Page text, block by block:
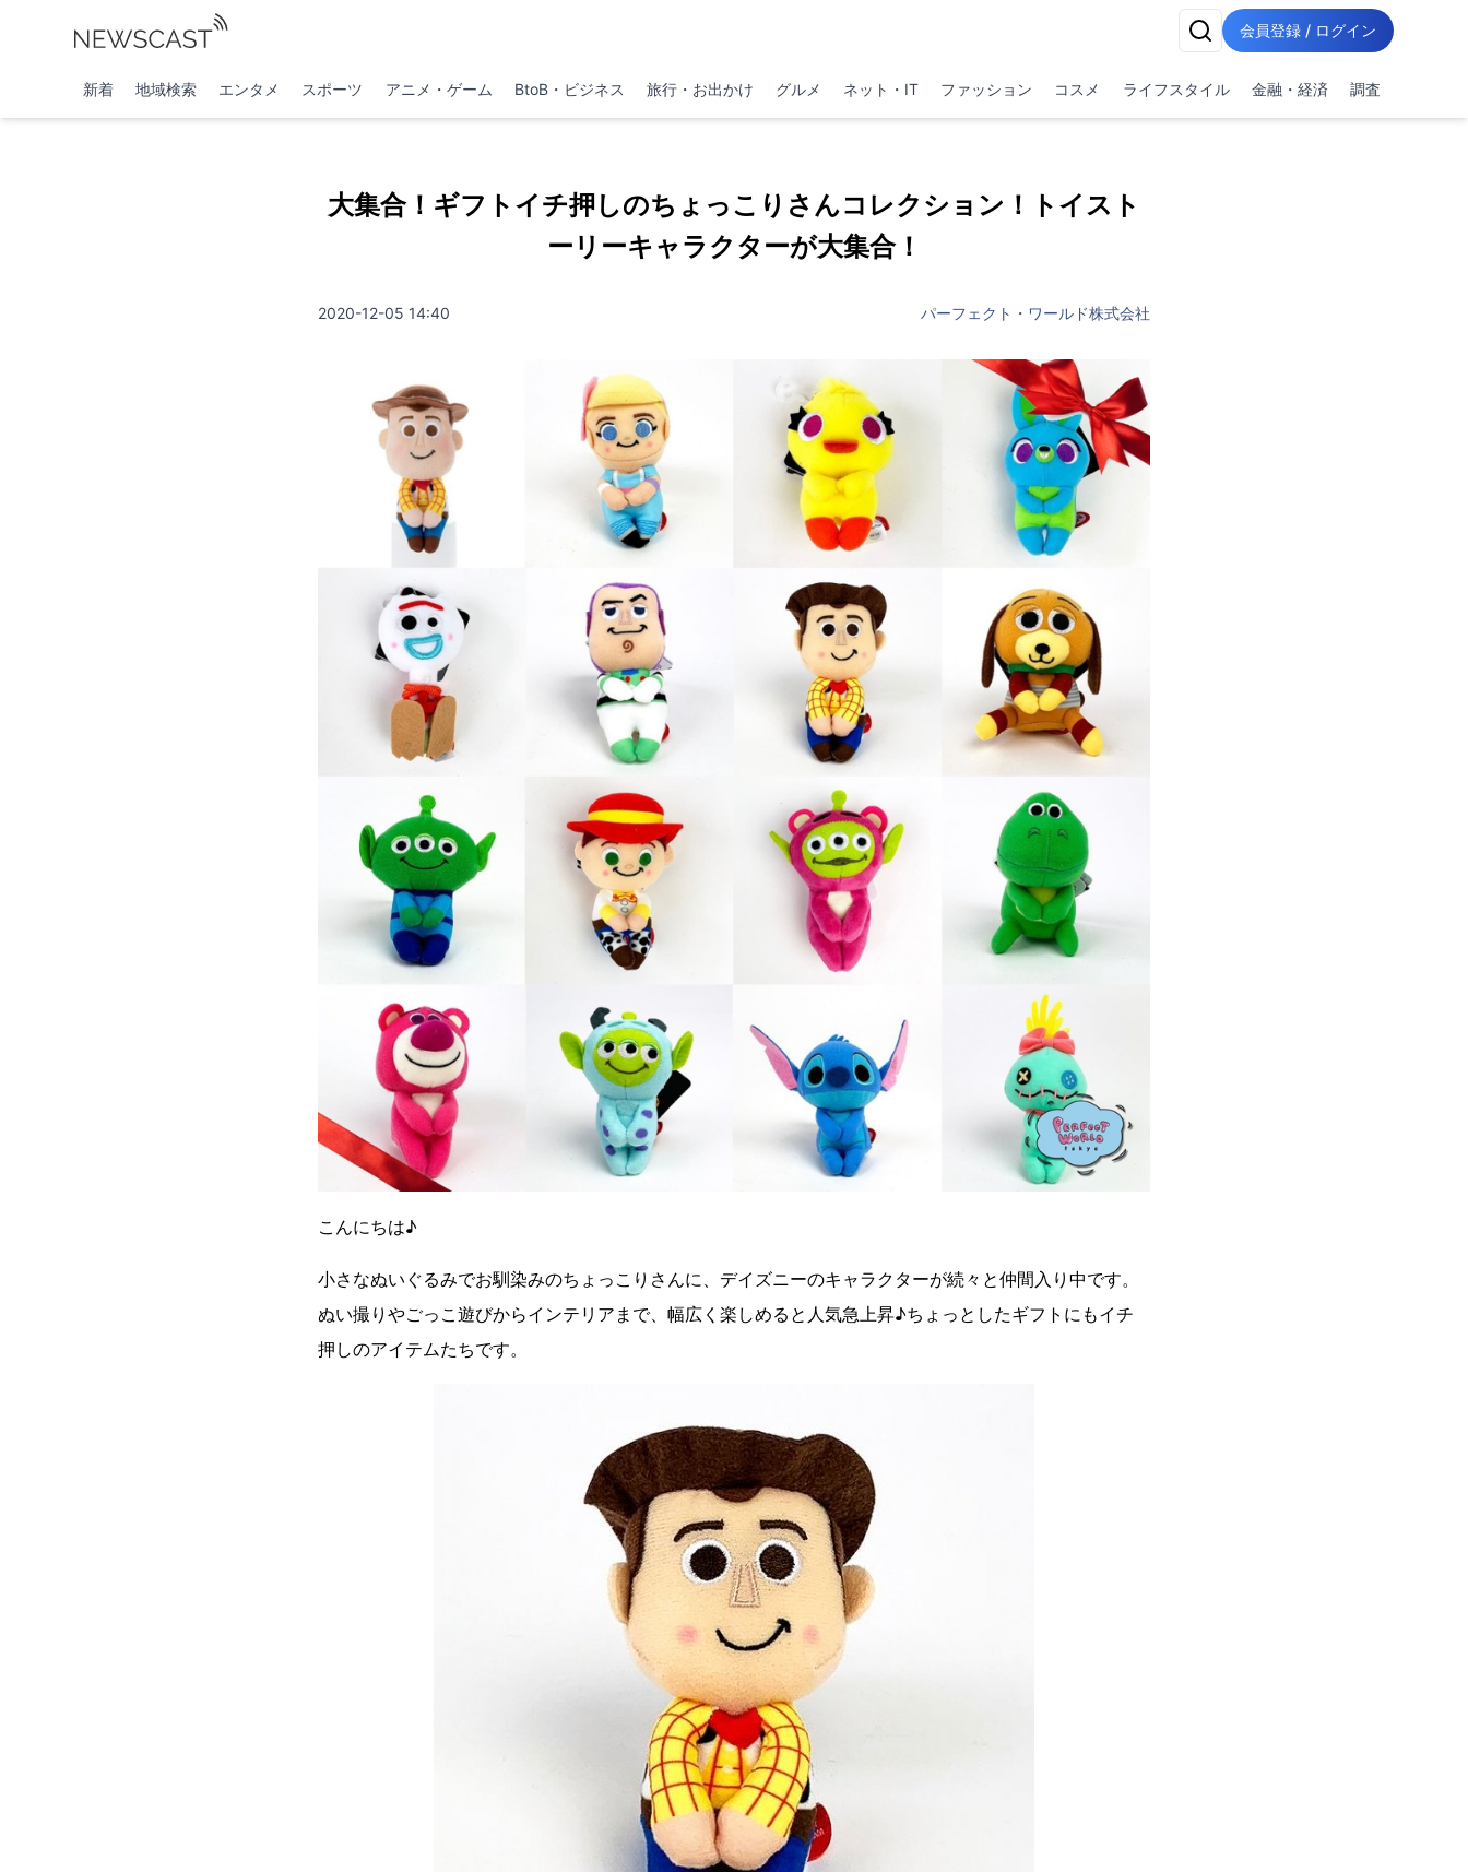
会員登録 / ログイン
新着 地域検索 エンタメ スポーツ アニメ・ゲーム BtoB・ビジネス 旅行・お出かけ グルメ ネット・IT ファッション コスメ ライフスタイル 金融・経済 調査
大集合！ギフトイチ押しのちょっこりさんコレクション！トイスト
ーリーキャラクターが大集合！
2020-12-05 14:40 パーフェクト・ワールド株式会社
こんにちは♪
小さなぬいぐるみでお馴染みのちょっこりさんに、デイズニーのキャラクターが続々と仲間入り中です。
ぬい撮りやごっこ遊びからインテリアまで、幅広く楽しめると人気急上昇♪ちょっとしたギフトにもイチ
押しのアイテムたちです。